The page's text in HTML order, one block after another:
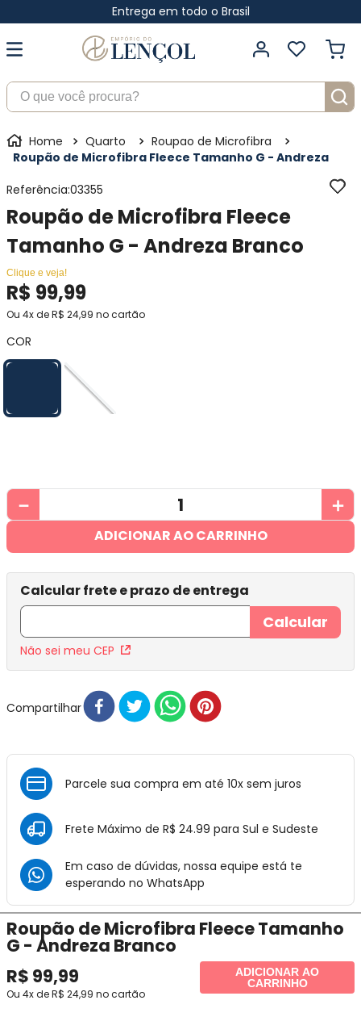
Entrega em todo o Brasil
O que você procura?
Quarto
Roupao de Microfibra
Roupão de Microfibra Fleece Tamanho G - Andreza
Referência:03355
Roupão de Microfibra Fleece
Tamanho G - Andreza Branco
Clique e veja!
R$ 99,99
Ou 4x deR$ 24,99 no cartão
COR
＋
－
ADICIONAR AO CARRINHO
Não sei meu CEP
Compartilhar
Parcele sua compra em até 10x sem juros
Frete Máximo de R$ 24.99 para Sul e Sudeste
Em caso de dúvidas, nossa equipe está te
esperando no WhatsApp
Roupão de Microfibra Fleece Tamanho
G - Andreza Branco
R$ 99,99
Ou 4x deR$ 24,99 no cartão
ADICIONAR AO
CARRINHO